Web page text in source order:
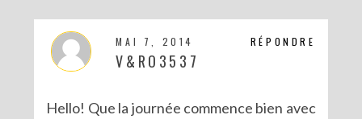
RÉPONDRE
MAI 7, 2014
V&RO3537
Hello! Que la journée commence bien avec